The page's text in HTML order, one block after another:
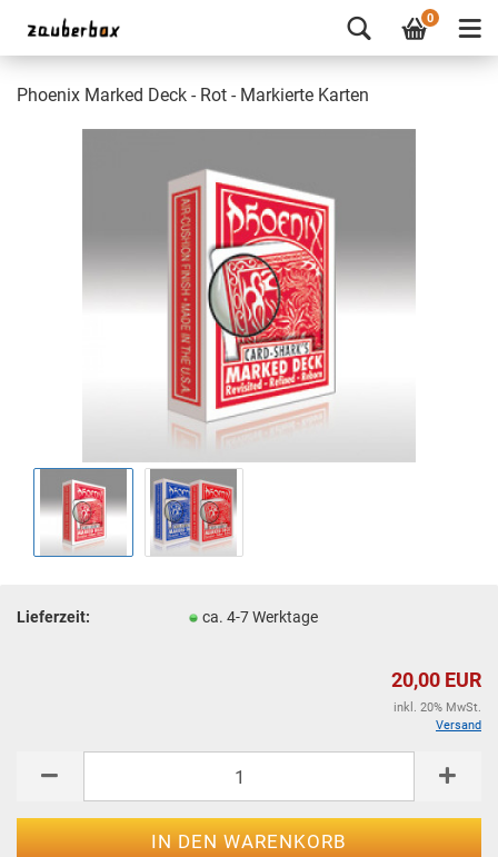
0
Phoenix Marked Deck - Rot - Markierte Karten
Lieferzeit: ca. 4-7 Werktage
20,00 EUR
inkl. 20% MwSt.
Versand